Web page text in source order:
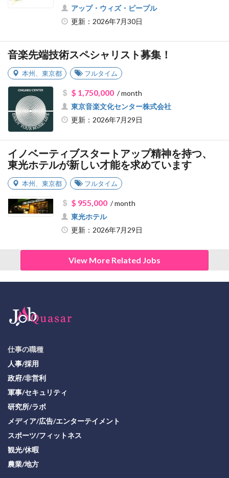
アップ・ウィズ・ピープル
更新：2026年7月30日
音楽先端技術スペシャリスト募集！
本州 東京都 フルタイム
$ 1,750,000/ month
東京音楽文化センター株式会社
更新：2026年7月29日
イノベーティブスタートアップ精神を持つ、
東光ホテルが新しい才能を求めています
本州 東京都 フルタイム
$ 955,000/ month
東光ホテル
更新：2026年7月29日
View More Related Jobs
仕事の職種
人事/採用
政府/非営利
軍事/セキュリティ
研究所/ラボ
メディア/広告/エンターテイメント
スポーツ/フィットネス
観光/休暇
農業/地方